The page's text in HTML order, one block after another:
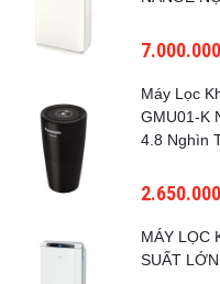
Máy Lọc
GMU01-K
4.8 Nghìn
MÁY LỌC
SUẤT